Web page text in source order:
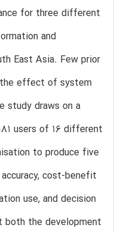
for three different
and
East Asia. Few prior
the effect of system
study draws on a
users of 16 different
to produce five
cost-benefit
use, and decision
the development